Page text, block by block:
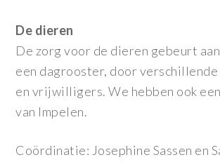
De dieren
De zorg voor de dieren gebeurt
een dagrooster, door verschillende
en vrijwilligers. We hebben ook een
van Impelen.
Coördinatie: Josephine Sassen en